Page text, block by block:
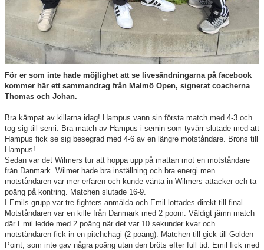
För er som inte hade möjlighet att se livesändningarna på facebook
kommer här ett sammandrag från Malmö Open, signerat coacherna
Thomas och Johan.
Bra kämpat av killarna idag! Hampus vann sin första match med 4-3 och
tog sig till semi. Bra match av Hampus i semin som tyvärr slutade med att
Hampus fick se sig besegrad med 4-6 av en längre motståndare. Brons till
Hampus!
Sedan var det Wilmers tur att hoppa upp på mattan mot en motståndare
från Danmark. Wilmer hade bra inställning och bra energi men
motståndaren var mer erfaren och kunde vänta in Wilmers attacker och ta
poäng på kontring. Matchen slutade 16-9.
I Emils grupp var tre fighters anmälda och Emil lottades direkt till final.
Motståndaren var en kille från Danmark med 2 poom. Väldigt jämn match
där Emil ledde med 2 poäng när det var 10 sekunder kvar och
motståndaren fick in en pitchchagi (2 poäng). Matchen till gick till Golden
Point, som inte gav några poäng utan den bröts efter full tid. Emil fick med